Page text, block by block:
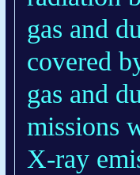
gas and
covered
gas and
missions
X-ray